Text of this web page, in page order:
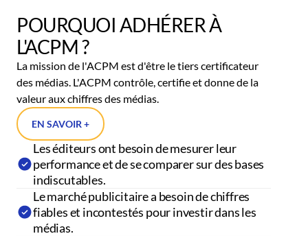
POURQUOI ADHÉRER À
L'ACPM ?
La mission de l'ACPM est d'être le tiers certificateur
des médias. L'ACPM contrôle, certifie et donne de la
valeur aux chiffres des médias.
EN SAVOIR +
Les éditeurs ont besoin de mesurer leur
performance et de se comparer sur des bases
indiscutables.
Le marché publicitaire a besoin de chiffres
fiables et incontestés pour investir dans les
médias.